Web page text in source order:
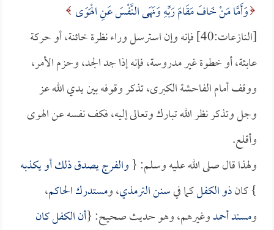
وَأَمَّا مَنْ خَافَ مَقَامَ رَبِّهِ وَنَهَى النَّفْسَ عَنِ الْهَوَى
[النازعات:40] فإنه وإن استرسل وراء نظرة خائنة، أو حركة
عابثة، أو خطوة غير مدروسة، فإنه إذا جد الجد، وحزم الأمر،
ووقف أمام الفاحشة الكبرى، تذكر وقوفه بين يدي الله عز
وجل وتذكر نظر الله تبارك وتعالى إليه، فكف نفسه عن الهوى
وأقلع.
ولهذا قال صلى الله عليه وسلم: {والفرج يصدق ذلك أو يكذبه
} كانذو الكفلكما فيسنن الترمذي، ومستدرك الحاكم،
ومسند أحمدوغيرهم، وهو حديث صحيح: {أنالكفلكان